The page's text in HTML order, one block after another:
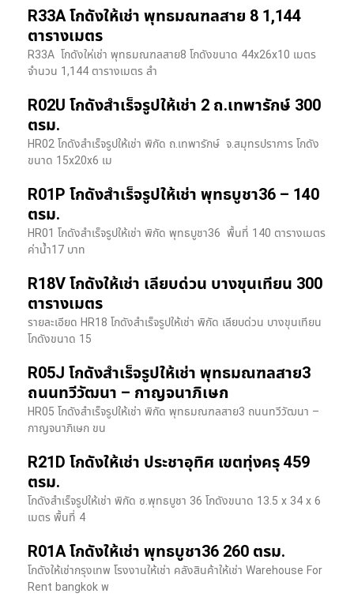
R33A โกดังให้เช่า พุทธมณฑลสาย 8 1,144
ตารางเมตร
R33A โกดังให่เช่า พุทธมณฑลสาย8 โกดังขนาด 44x26x10 เมตร
จำนวน 1,144 ตารางเมตร สำ
R02U โกดังสำเร็จรูปให้เช่า 2 ถ.เทพารักษ์ 300
ตรม.
HR02 โกดังสำเร็จรูปให้เช่า พิกัด ถ.เทพารักษ์ จ.สมุทรปราการ โกดัง
ขนาด 15x20x6 เม
R01P โกดังสำเร็จรูปให้เช่า พุทธบูชา36 – 140
ตรม.
HR01 โกดังสำเร็จรูปให้เช่า พิกัด พุทธบูชา36 พื้นที่ 140 ตารางเมตร
ค่าน้ำ17 บาท
R18V โกดังให้เช่า เลียบด่วน บางขุนเทียน 300
ตารางเมตร
รายละเอียด HR18 โกดังสำเร็จรูปให้เช่า พิกัด เลียบด่วน​ บางขุนเทียน​
โกดังขนาด 15
R05J โกดังสำเร็จรูปให้เช่า พุทธมณฑลสาย3
ถนนทวีวัฒนา – กาญจนาภิเษก
HR05 โกดังสำเร็จรูปให้เช่า พิกัด พุทธมณฑลสาย3 ถนนทวีวัฒนา –
กาญจนาภิเษก ขน
R21D โกดังให้เช่า ประชาอุทิศ เขตทุ่งครุ 459
ตรม.
โกดังสำเร็จรูปให้เช่า พิกัด ซ.พุทธบูชา 36 โกดังขนาด 13.5 x 34 x 6
เมตร พื้นที่ 4
R01A โกดังให้เช่า พุทธบูชา36 260 ตรม.
โกดังให้เช่ากรุงเทพ โรงงานให้เช่า คลังสินค้าให้เช่า Warehouse For
Rent bangkok พ